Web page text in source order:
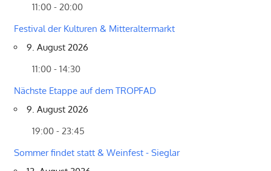
11:00 - 20:00
Festival der Kulturen & Mitteraltermarkt
9. August 2026
11:00 - 14:30
Nächste Etappe auf dem TROPFAD
9. August 2026
19:00 - 23:45
Sommer findet statt & Weinfest - Sieglar